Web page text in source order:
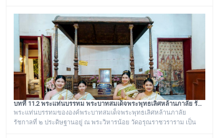
บ้านได้เรียกเพี้ยนกันไปว่า “วิหารพระเขี้ยวแก้ว” พระจุฬามณีเจดีย์องค์นี้
เป็นสิ่งศักดิ์สิทธิ์ของวัดอรุณราชวราราม ที่ชาวบ้านในละแวกนี้ให้ความ
เคารพศรัทธาตั้งแต่ครั้งอดีตกาลจวบจนมาถึงยุคปัจ
บทที่ 11.2 พระแท่นบรรทม พระบาทสมเด็จพระพุทธเลิศหล้านภาลัย รัชกาลที่ ๒ วัดอรุณราชวราราม (แอพเดียวเที่ยวทั่ววัดอรุณ)
พระแท่นบรรทมขององค์พระบาทสมเด็จพระพุทธเลิศหล้านภาลัย
รัชกาลที่ ๒ ประดิษฐานอยู่ ณ พระวิหารน้อย วัดอรุณราชวราราม เป็น